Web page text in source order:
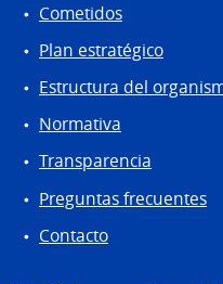
Cometidos
Plan estratégico
Estructura del
Normativa
Transparencia
Preguntas frecuentes
Contacto